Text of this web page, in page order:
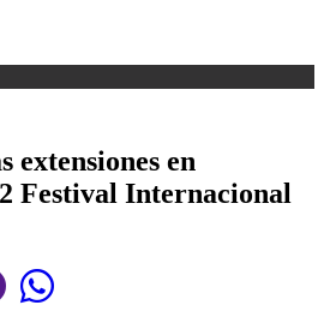
extensiones en
Festival Internacional